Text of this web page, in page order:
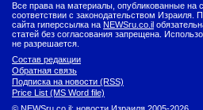
Все права на материалы, опубликованные на
соответствии с законодательством Израиля.
сайта гиперссылка на NEWSru.co.il
статей без согласования запрещена.
не разрешается.
Состав редакции
Обратная связь
Подписка на новости (RSS)
Price List (MS Word file)